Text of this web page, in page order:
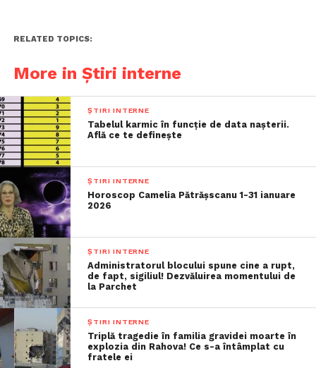
RELATED TOPICS:
More in Știri interne
ȘTIRI INTERNE
Tabelul karmic în funcție de data nașterii.
Află ce te definește
ȘTIRI INTERNE
Horoscop Camelia Pătrășscanu 1-31 ianuare
2026
ȘTIRI INTERNE
Administratorul blocului spune cine a rupt,
de fapt, sigiliul! Dezvăluirea momentului de
la Parchet
ȘTIRI INTERNE
Triplă tragedie în familia gravidei moarte în
explozia din Rahova! Ce s-a întâmplat cu
fratele ei